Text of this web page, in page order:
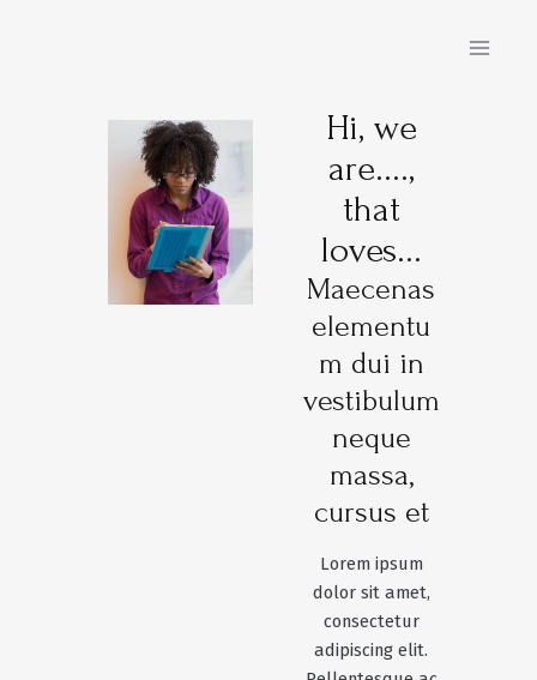
Hi, we
are....,
that
loves...
Maecenas
elementu
m dui in
vestibulum
neque
massa,
cursus et
Lorem ipsum
dolor sit amet,
consectetur
adipiscing elit.